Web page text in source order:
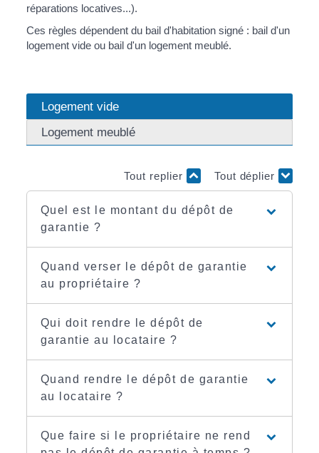
réparations locatives...).
Ces règles dépendent du bail d'habitation signé : bail d'un
logement vide ou bail d'un logement meublé.
Logement vide
Logement meublé
Tout replier Tout déplier
Quel est le montant du dépôt de
garantie ?
Quand verser le dépôt de garantie
au propriétaire ?
Qui doit rendre le dépôt de
garantie au locataire ?
Quand rendre le dépôt de garantie
au locataire ?
Que faire si le propriétaire ne rend